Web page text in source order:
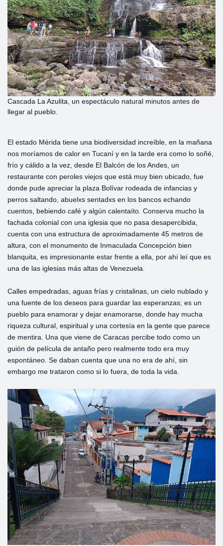
Cascada La Azulita, un espectáculo natural minutos antes de
llegar al pueblo.
El estado Mérida tiene una biodiversidad increíble, en la mañana
nos moríamos de calor en Tucaní y en la tarde era como lo soñé,
frío y cálido a la vez, desde El Balcón de los Andes, un
restaurante con peroles viejos que está muy bien ubicado, fue
donde pude apreciar la plaza Bolívar rodeada de infancias y
perros saltando, abuelxs sentadxs en los bancos echando
cuentos, bebiendo café y algún calentaíto. Conserva mucho la
fachada colonial con una iglesia que no pasa desapercibida,
cuenta con una estructura de aproximadamente 45 metros de
altura, con el monumento de Inmaculada Concepción bien
blanquita, es impresionante estar frente a ella, por ahí leí que es
una de las iglesias más altas de Venezuela.
Calles empedradas, aguas frías y cristalinas, un cielo nublado y
una fuente de los deseos para guardar las esperanzas; es un
pueblo para enamorar y dejar enamorarse, donde hay mucha
riqueza cultural, espiritual y una cortesía en la gente que parece
de mentira. Una que viene de Caracas percibe todo como un
guión de película de antaño pero realmente todo era muy
espontáneo. Se daban cuenta que una no era de ahí, sin
embargo me trataron como si lo fuera, de toda la vida.